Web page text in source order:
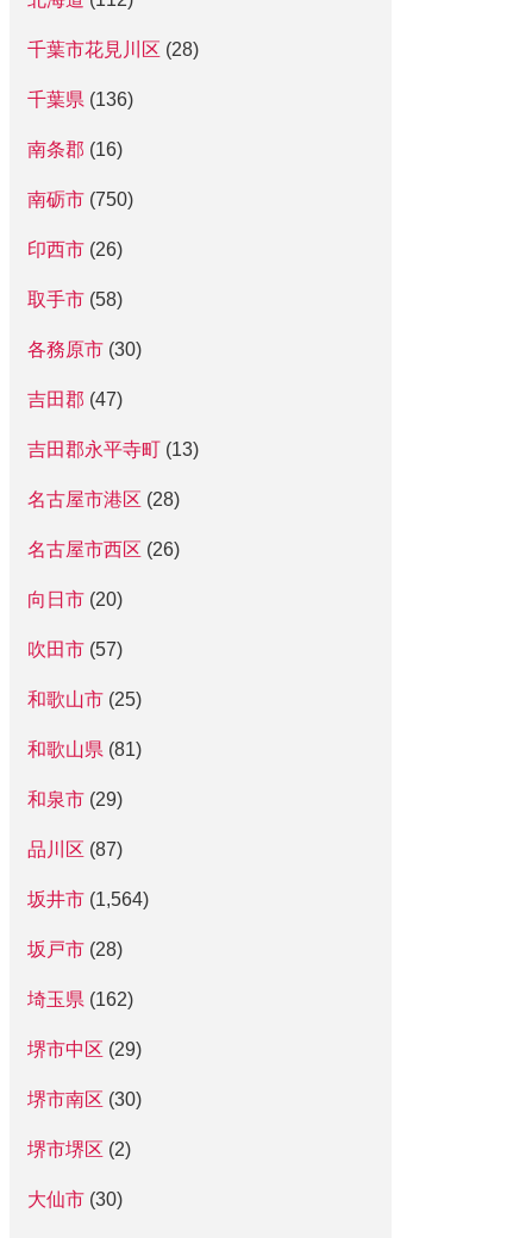
千葉市花見川区 (28)
千葉県 (136)
南条郡 (16)
南砺市(750)
印西市(26)
取手市(58)
各務原市(30)
吉田郡 (47)
吉田郡永平寺町(13)
名古屋市港区 (28)
名古屋市西区 (26)
向日市(20)
吹田市(57)
和歌山市(25)
和歌山県 (81)
和泉市(29)
品川区 (87)
坂井市(1,564)
坂戸市(28)
埼玉県 (162)
堺市中区 (29)
堺市南区 (30)
堺市堺区 (2)
大仙市(30)